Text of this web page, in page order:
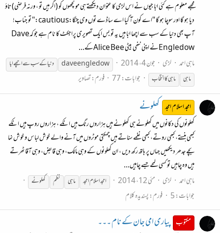
مجھے معلوم ہے کئی ابّا جیوں نے اس لڑی کا عنوان دیکھتے ہی مونچھوں کو (اگر ہیں تو ، ورنہ فرضی) تاؤ
دیا ہو گا اور سوچا ہو گا "اے کون آ گیا اے ساڈے توں وی چنگا:cautious:" تو جناب!
آپ بھی دنیا کے سب سے اچھا ابّا ہیں یہ تو بس ایک تصویری پراجکٹ کا نام ہے جو کہDave
Engledowنے اپنی ننھی بیٹی Alice Beeکے...
ماہی احمد لڑی جون 4، 2014 dave engledow
دنیا کے سب سے اچھے ابا
ماہی
ماہیکا انتخاب جوابات: 77 فورم:تصاویر
امجد اسلام امجد کھلونے
کھلونوں کی دکانوں میں کھلونے ہی کھلونے ہیں ہزاروں رنگ ہیں انکے ، ہزاروں روپ ہیں انکے
کبھی ہنستے، کبھی روتے، کبھی نغمے سناتے ہیں چمکتی موٹروں میں آنے والے خوش لباس و خوش نما
بچے جدھر دیکھیں جہاں پر ہاتھ رکھ دیں ، ان کھلونوں کے وہی مالک، وہی قابض، وہی آقا ٹھرتے
ہیں وہ چاہیں تو کسی لمحے جسے چاہیں...
ماہی احمد لڑی مئی 12، 2014 امجد اسلام امجد ماہی نظم کھلونے
جوابات: 5 فورم:پسندیدہ کلام
مکتوب پیاری امی جان کے نام ۔۔۔